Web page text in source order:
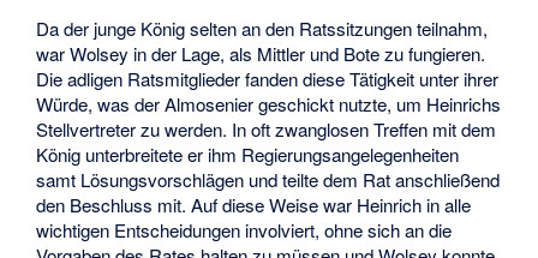
Da der junge König selten an den Ratssitzungen teilnahm,
war Wolsey in der Lage, als Mittler und Bote zu fungieren.
Die adligen Ratsmitglieder fanden diese Tätigkeit unter ihrer
Würde, was der Almosenier geschickt nutzte, um Heinrichs
Stellvertreter zu werden. In oft zwanglosen Treffen mit dem
König unterbreitete er ihm Regierungsangelegenheiten
samt Lösungsvorschlägen und teilte dem Rat anschließend
den Beschluss mit. Auf diese Weise war Heinrich in alle
wichtigen Entscheidungen involviert, ohne sich an die